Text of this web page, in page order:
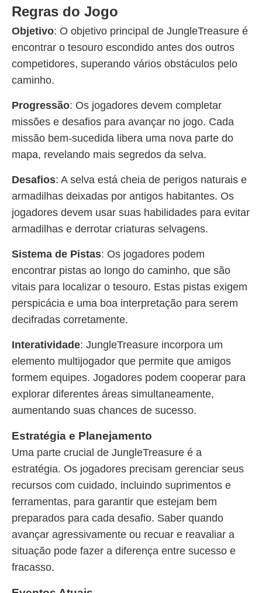
Regras do Jogo
Objetivo: O objetivo principal de JungleTreasure é
encontrar o tesouro escondido antes dos outros
competidores, superando vários obstáculos pelo
caminho.
Progressão: Os jogadores devem completar
missões e desafios para avançar no jogo. Cada
missão bem-sucedida libera uma nova parte do
mapa, revelando mais segredos da selva.
Desafios: A selva está cheia de perigos naturais e
armadilhas deixadas por antigos habitantes. Os
jogadores devem usar suas habilidades para evitar
armadilhas e derrotar criaturas selvagens.
Sistema de Pistas: Os jogadores podem
encontrar pistas ao longo do caminho, que são
vitais para localizar o tesouro. Estas pistas exigem
perspicácia e uma boa interpretação para serem
decifradas corretamente.
Interatividade: JungleTreasure incorpora um
elemento multijogador que permite que amigos
formem equipes. Jogadores podem cooperar para
explorar diferentes áreas simultaneamente,
aumentando suas chances de sucesso.
Estratégia e Planejamento
Uma parte crucial de JungleTreasure é a
estratégia. Os jogadores precisam gerenciar seus
recursos com cuidado, incluindo suprimentos e
ferramentas, para garantir que estejam bem
preparados para cada desafio. Saber quando
avançar agressivamente ou recuar e reavaliar a
situação pode fazer a diferença entre sucesso e
fracasso.